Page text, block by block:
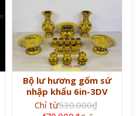
Bộ lư hương gốm sứ
nhập khẩu 6in-3DV
Chỉ từ530.000₫